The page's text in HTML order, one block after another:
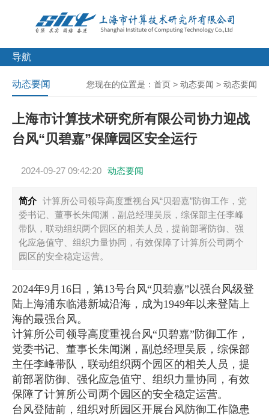
导航
您现在的位置是： 首页 > 动态要闻 > 动态要闻
动态要闻
上海市计算技术研究所有限公司协力迎战
台风“贝碧嘉”保障园区安全运行
2024-09-27 09:42:20 动态要闻
简介 计算所公司领导高度重视台风“贝碧嘉”防御工作，党
委书记、董事长朱闻渊，副总经理吴辰，综保部主任李峰
带队，联动组织两个园区的相关人员，提前部署防御、强
化应急值守、组织力量协同，有效保障了计算所公司两个
园区的安全稳定运营。
2024年9月16日，第13号台风“贝碧嘉”以强台风级登
陆上海浦东临港新城沿海，成为1949年以来登陆上
海的最强台风。
计算所公司领导高度重视台风“贝碧嘉”防御工作，
党委书记、董事长朱闻渊，副总经理吴辰，综保部
主任李峰带队，联动组织两个园区的相关人员，提
前部署防御、强化应急值守、组织力量协同，有效
保障了计算所公司两个园区的安全稳定运营。
台风登陆前，组织对所园区开展台风防御工作隐患